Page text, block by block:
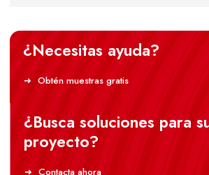
¿Necesitas ayuda?
Obtén muestras gratis
¿Busca soluciones para
proyecto?
Contacta ahora